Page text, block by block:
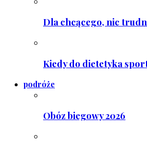
Dla chcącego, nic
Kiedy do dietetyka
podróże
Obóz biegowy 2026